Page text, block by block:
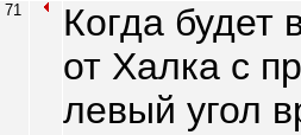
71
Когда будет
от Халка с
левый угол